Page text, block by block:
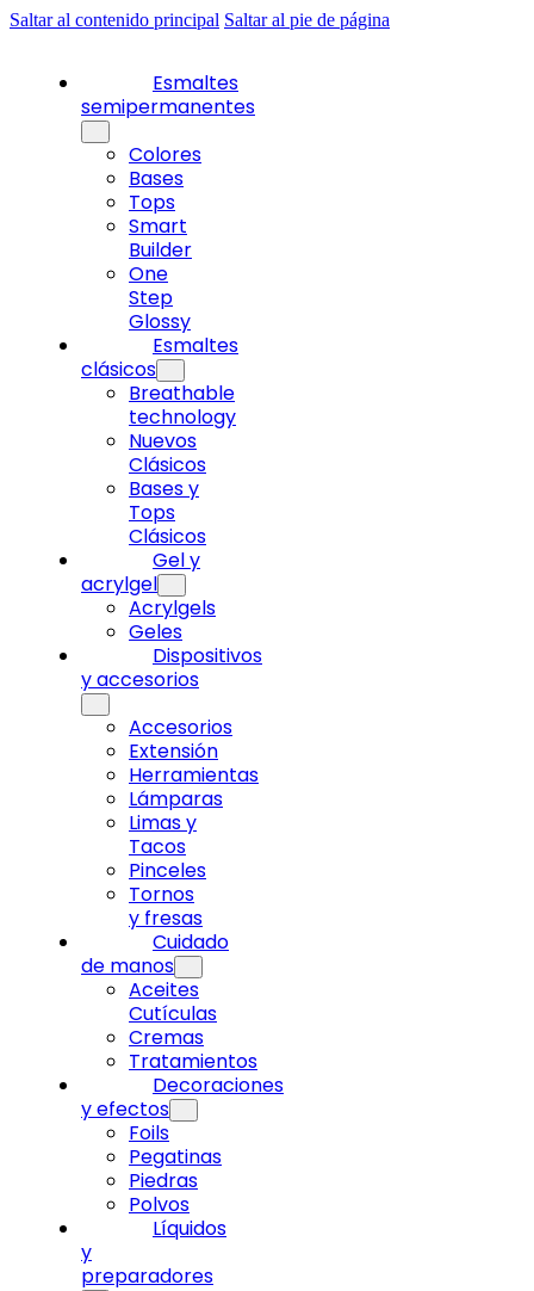
Saltar al contenido principal Saltar al pie de página
Esmaltes
semipermanentes
Colores
Bases
Tops
Smart
Builder
One
Step
Glossy
Esmaltes
clásicos
Breathable
technology
Nuevos
Clásicos
Bases y
Tops
Clásicos
Gel y
acrylgel
Acrylgels
Geles
Dispositivos
y accesorios
Accesorios
Extensión
Herramientas
Lámparas
Limas y
Tacos
Pinceles
Tornos
y fresas
Cuidado
de manos
Aceites
Cutículas
Cremas
Tratamientos
Decoraciones
y efectos
Foils
Pegatinas
Piedras
Polvos
Líquidos
y
preparadores